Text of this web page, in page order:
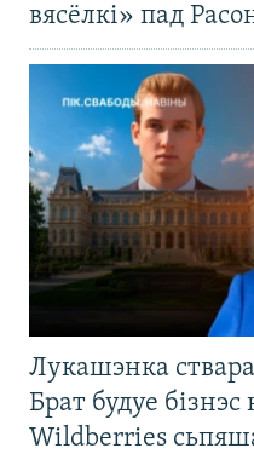
вясёлкі» пад
Лукашэнка
Брат будуе
Wildberries